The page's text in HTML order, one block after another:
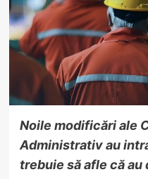
Noile modificări ale
Administrativ au
trebuie să afle că